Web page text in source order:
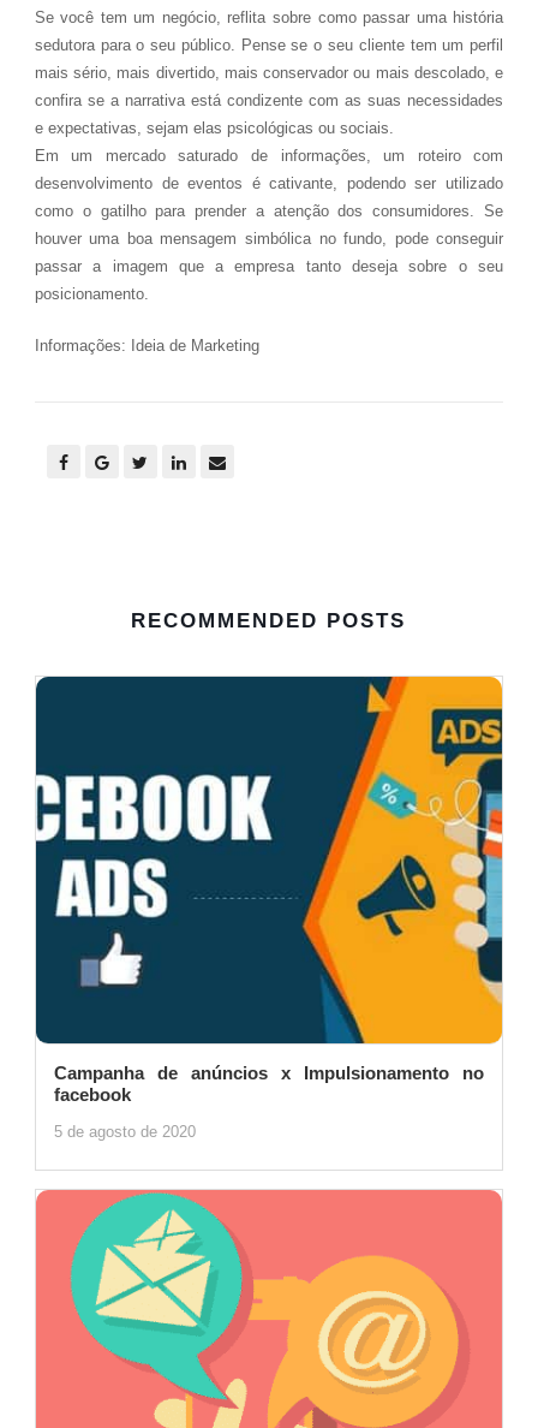
Se você tem um negócio, reflita sobre como passar uma história
sedutora para o seu público. Pense se o seu cliente tem um perfil
mais sério, mais divertido, mais conservador ou mais descolado, e
confira se a narrativa está condizente com as suas necessidades
e expectativas, sejam elas psicológicas ou sociais.
Em um mercado saturado de informações, um roteiro com
desenvolvimento de eventos é cativante, podendo ser utilizado
como o gatilho para prender a atenção dos consumidores. Se
houver uma boa mensagem simbólica no fundo, pode conseguir
passar a imagem que a empresa tanto deseja sobre o seu
posicionamento.
Informações: Ideia de Marketing
RECOMMENDED POSTS
Campanha de anúncios x Impulsionamento no
facebook
5 de agosto de 2020